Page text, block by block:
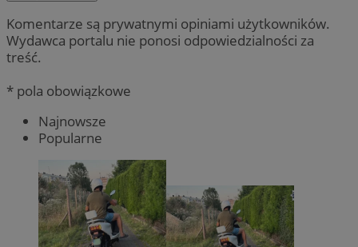
Komentarze są prywatnymi opiniami użytkowników.
Wydawca portalu nie ponosi odpowiedzialności za
treść.
* pola obowiązkowe
Najnowsze
Popularne